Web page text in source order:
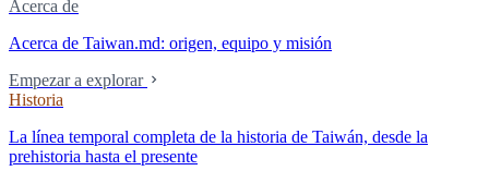
Acerca de
Acerca de Taiwan.md: origen, equipo y misión
Empezar a explorar
Historia
La línea temporal completa de la historia de Taiwán, desde la
prehistoria hasta el presente